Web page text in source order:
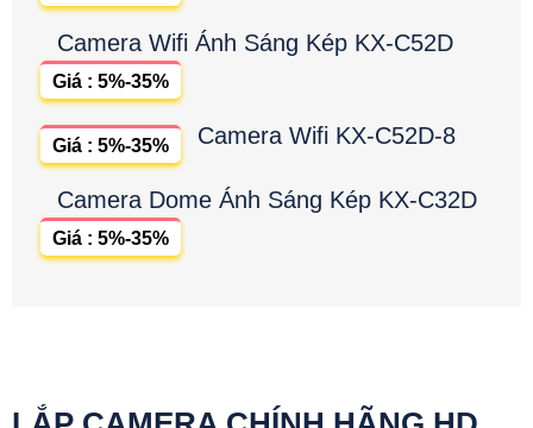
Camera Wifi Ánh Sáng Kép KX-C52D
Giá : 5%-35%
Camera Wifi KX-C52D-8
Giá : 5%-35%
Camera Dome Ánh Sáng Kép KX-C32D
Giá : 5%-35%